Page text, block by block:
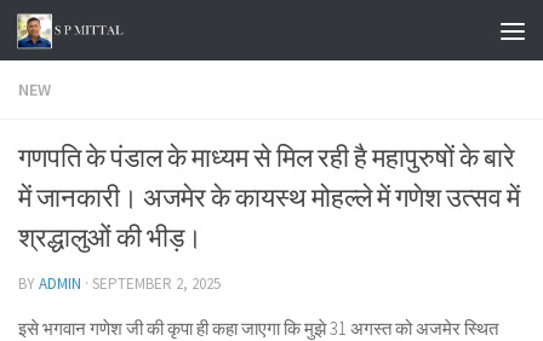
Skip to content
NEW
गणपति के पंडाल के माध्यम से मिल रही है महापुरुषों के बारे
में जानकारी। अजमेर के कायस्थ मोहल्ले में गणेश उत्सव में
श्रद्धालुओं की भीड़।
BYADMIN · SEPTEMBER 2, 2025
इसे भगवान गणेश जी की कृपा ही कहा जाएगा कि मुझे 31 अगस्त को अजमेर स्थित